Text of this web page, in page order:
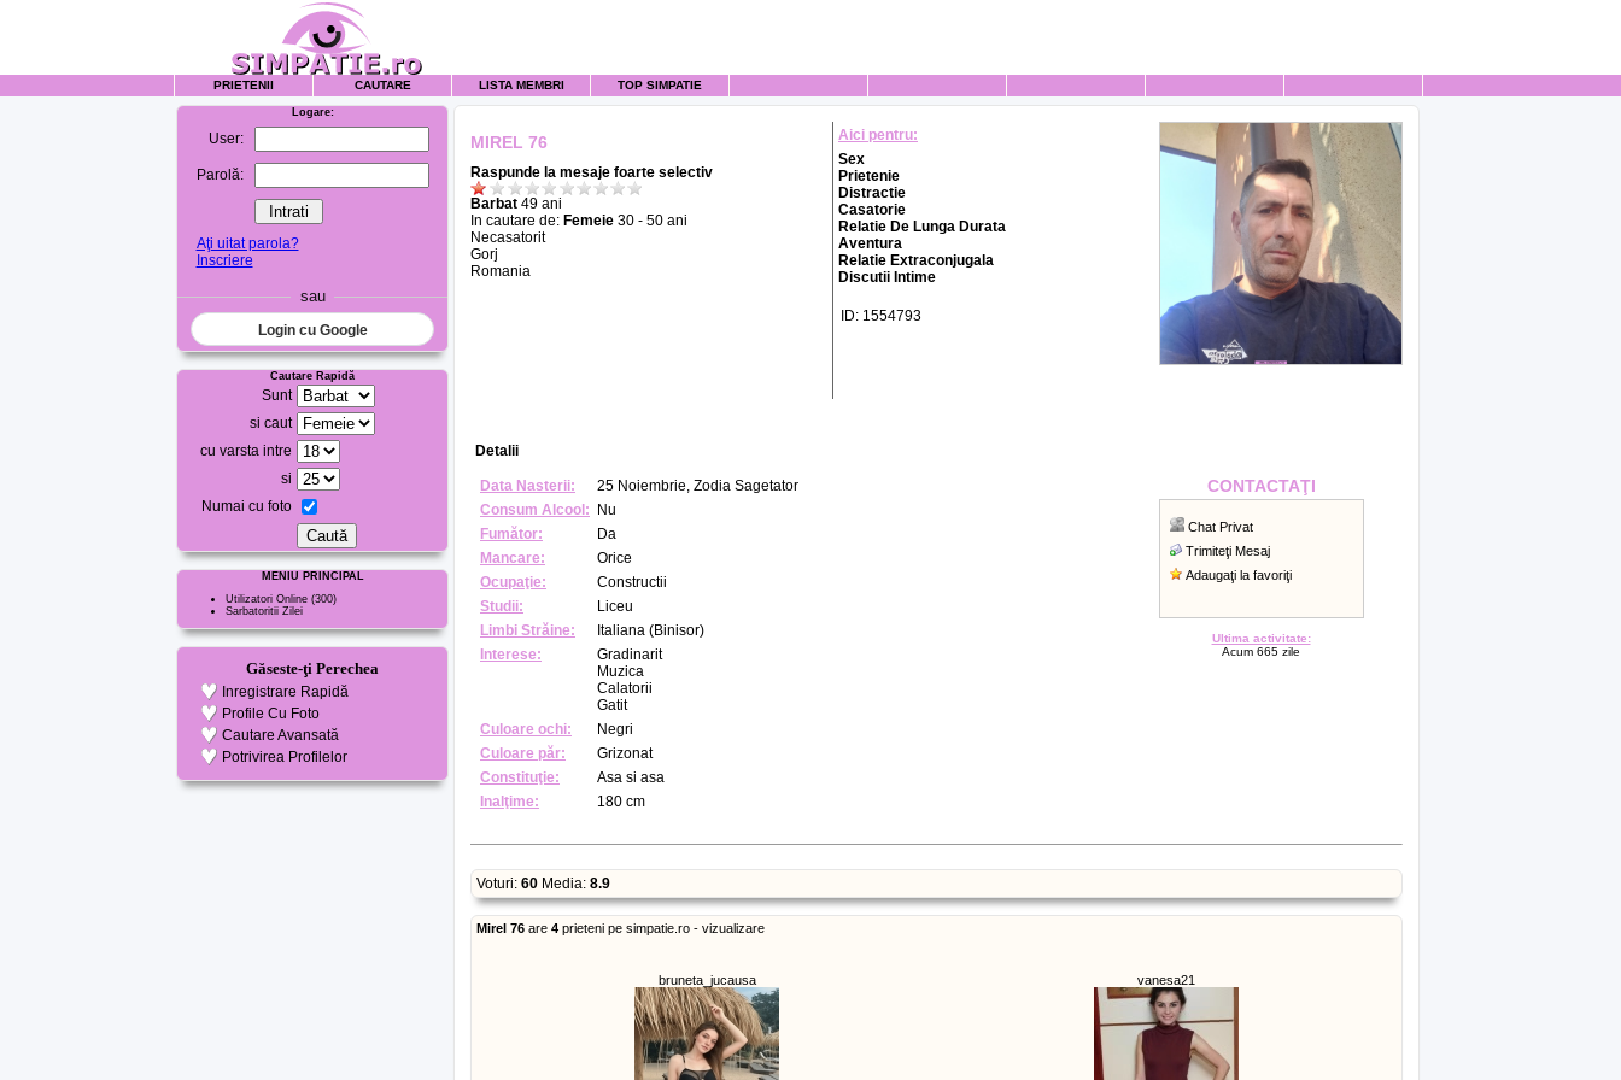
PRIETENII CAUTARE LISTA MEMBRI TOP SIMPATIE
Logare:
User:
Parolă:
Aţi uitat parola?
Inscriere
sau
Login cu Google
Cautare Rapidă
Sunt
si caut
cu varsta intre
si
Numai cu foto
MENIU PRINCIPAL
Utilizatori Online (300)
Sarbatoritii Zilei
Găseste-ţi Perechea
Inregistrare Rapidă
Profile Cu Foto
Cautare Avansată
Potrivirea Profilelor
MIREL 76
Raspunde la mesaje foarte selectiv
Barbat 49 ani
In cautare de: Femeie 30 - 50 ani
Necasatorit
Gorj
Romania
Aici pentru:
Sex
Prietenie
Distractie
Casatorie
Relatie De Lunga Durata
Aventura
Relatie Extraconjugala
Discutii Intime
ID: 1554793
Detalii
Data Nasterii:
25 Noiembrie, Zodia Sagetator
Consum Alcool:
Nu
Fumător:
Da
Mancare:
Orice
Ocupaţie:
Constructii
Studii:
Liceu
Limbi Străine:
Italiana (Binisor)
Interese:
Gradinarit
Muzica
Calatorii
Gatit
Culoare ochi:
Negri
Culoare păr:
Grizonat
Constituţie:
Asa si asa
Inalţime:
180 cm
CONTACTAŢI
Chat Privat
Trimiteţi Mesaj
Adaugaţi la favoriţi
Ultima activitate:
Acum 665 zile
Voturi: 60 Media: 8.9
Mirel 76 are 4 prieteni pe simpatie.ro - vizualizare
bruneta_jucausa vanesa21